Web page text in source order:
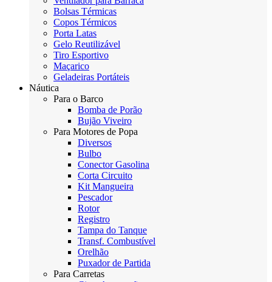
Bolsas Térmicas
Copos Térmicos
Porta Latas
Gelo Reutilizável
Tiro Esportivo
Maçarico
Geladeiras Portáteis
Náutica
Para o Barco
Bomba de Porão
Bujão Viveiro
Para Motores de Popa
Diversos
Bulbo
Conector Gasolina
Corta Circuito
Kit Mangueira
Pescador
Rotor
Registro
Tampa do Tanque
Transf. Combustível
Orelhão
Puxador de Partida
Para Carretas